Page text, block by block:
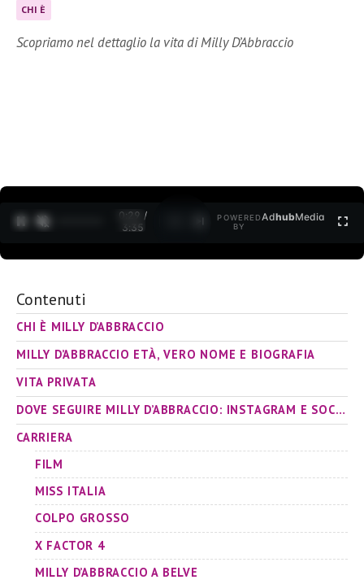
CHI È
Scopriamo nel dettaglio la vita di Milly D’Abbraccio
0:31 /
3:35
POWERED
BY
AdhubMedia
Contenuti
CHI È MILLY D’ABBRACCIO
MILLY D’ABBRACCIO ETÀ, VERO NOME E BIOGRAFIA
VITA PRIVATA
DOVE SEGUIRE MILLY D’ABBRACCIO: INSTAGRAM E SOCIAL
CARRIERA
FILM
MISS ITALIA
COLPO GROSSO
X FACTOR 4
MILLY D’ABBRACCIO A BELVE